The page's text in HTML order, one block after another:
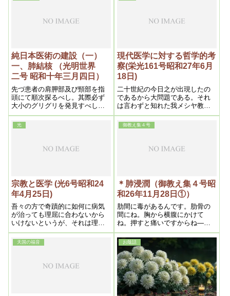
の理であります。
純日本医術の建設（一）
一、肺結核 （光明世界
二号 昭和十年三月四日）
先づ患者の肩胛部及び頸部を指
頭にて順次探るべし。其際必ず
大小のグリグリを発見すべし。
其際左右何れかが多数又は大な
るべし。其多大なる方の肺が病
に罹りゐるなり
現代医学に対する哲学的考
察(栄光161号昭和27年6月
18日)
二十世紀の今日之が出現したの
であるから大問題である。それ
は言わずと知れた我メシヤ教の
生誕であって、今いう幸運の鍵
は確実に本教は握っているので
ある。従って本教が世界に拡が
其結果人間の寿齢は百歳以上に
光
宗教と医学 (光6号昭和24
年4月25日)
吾々の方で奇蹟的に如何に病気
が治っても理屈に合わないから
いけないというが、それは理屈
の方が間違っているからで、実
際に治る理屈の方が本当の理屈
である。
御教え集４号
＊肺浸潤（御教え集４号昭
和26年11月28日①）
肋間に毒があるんです。肋骨の
間にね。胸から横腹にかけて
ね。押すと痛いですからね――
直きに分ります。それから出る
んですね。肺浸潤と言うのは、
非常に良いんですよ。あんな結
構なものはないですよ。こう言
う処の毒が溶けて、痰になって
出るんですからね
天国の福音 お蔭話